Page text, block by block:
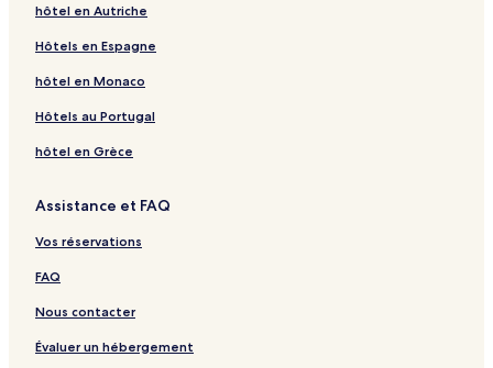
hôtel en Autriche
Hôtels en Espagne
hôtel en Monaco
Hôtels au Portugal
hôtel en Grèce
Assistance et FAQ
Vos réservations
FAQ
Nous contacter
Évaluer un hébergement